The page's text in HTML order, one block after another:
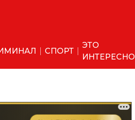
СПОРТ
ЭТО
ИНТЕРЕСНО